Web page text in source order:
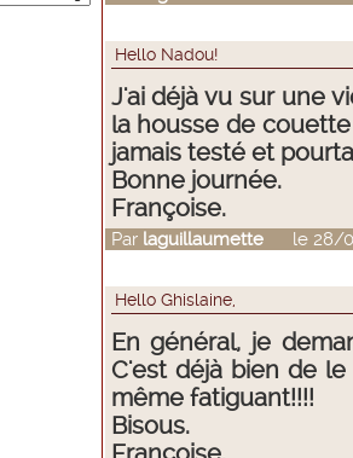
Hello Nadou!
J'ai déjà vu sur une
la housse de
jamais testé et
Bonne journée.
Françoise.
Par laguillaumettele 28/
Hello Ghislaine,
En général, je
C'est déjà bien de
même fatiguant!!!!
Bisous.